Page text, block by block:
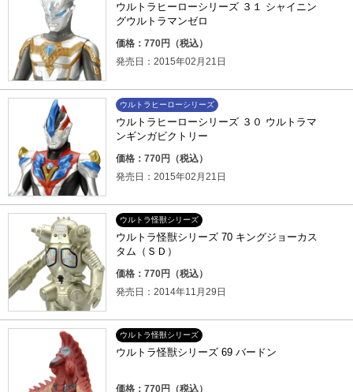
ウルトラヒーローシリーズ ３１ シャイニン
グウルトラマンゼロ
価格：770円（税込）
発売日：2015年02月21日
ウルトラヒーローシリーズ
ウルトラヒーローシリーズ ３０ ウルトラマ
ンギンガビクトリー
価格：770円（税込）
発売日：2015年02月21日
ウルトラ怪獣シリーズ
ウルトラ怪獣シリーズ 70 キングジョーカス
タム（ＳＤ）
価格：770円（税込）
発売日：2014年11月29日
ウルトラ怪獣シリーズ
ウルトラ怪獣シリーズ 69 バードン
価格：770円（税込）